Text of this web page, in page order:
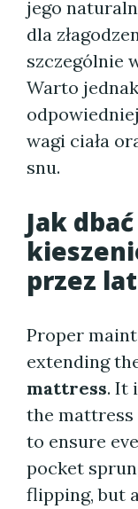
jego
dla
szczególnie
Warto
wagi ciała
snu.
Jak
przez
Proper
extending
mattress. It
the
to ensure
pocket
flipping, but